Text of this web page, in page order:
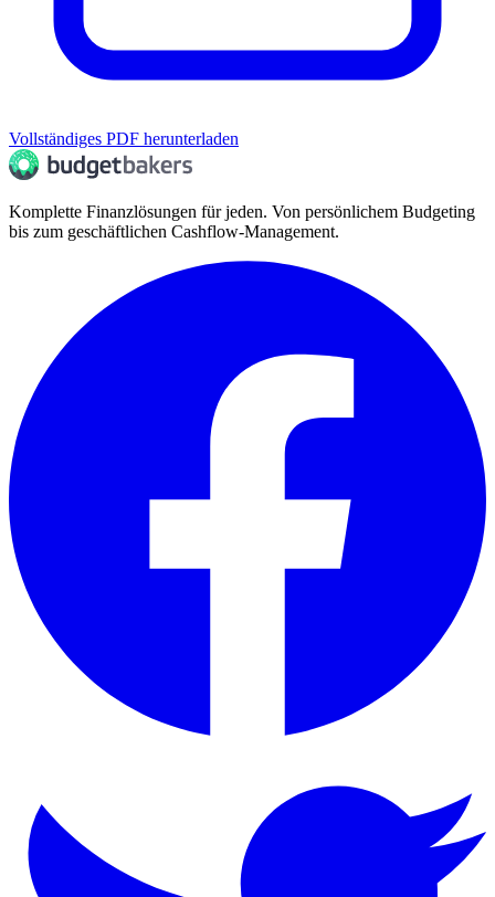
Vollständiges PDF herunterladen
Komplette Finanzlösungen für jeden. Von persönlichem Budgeting
bis zum geschäftlichen Cashflow-Management.